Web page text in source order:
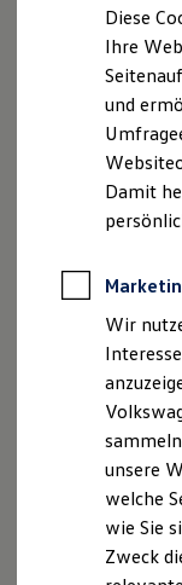
Anpfiff
ID.
ID.
Batterie
Kosten
Weißendorfer
07937
Internet:
Alle Rechte
Sound,
Schutz des
Der Inhalt
kommerziellen
zugänglich
vorbehalten.
Sollten wir auf
anderen
wir auf
Diese
Ihre
und
Damit
Wir
unsere
welche
wie Sie
Zweck